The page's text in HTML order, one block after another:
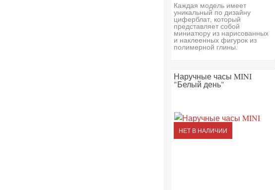
Каждая модель имеет
уникальный по дизайну
циферблат, который
представляет собой
миниатюру из нарисованных
и наклеенных фигурок из
полимерной глины.
Наручные часы MINI
"Белый день"
НЕТ В НАЛИЧИИ